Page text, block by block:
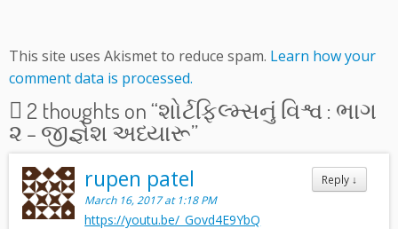
This site uses Akismet to reduce spam. Learn how your
comment data is processed.
2 thoughts on “શોર્ટફિલ્મ્સનું વિશ્વ : ભાગ
૨ – જીજ્ઞેશ અધ્યારૂ”
Reply ↓
rupen patel
March 16, 2017 at 1:18 PM
https://youtu.be/_Govd4E9YbQ